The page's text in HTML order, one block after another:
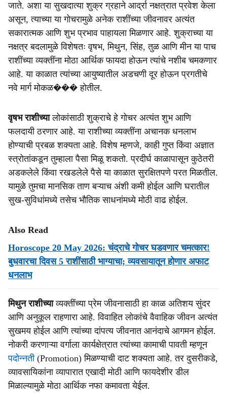
r
e
जाते. अशा या सुखदात्या शुक्र ग्रहाने आर्द्रा नक्षत्रात प्रवेश केला
असून, त्याच्या या गोचरामुळे अनेक राशींच्या जीवनावर अत्यंत
सकारात्मक आणि शुभ प्रभाव पाहायला मिळणार आहे. शुक्राच्या या
नक्षत्र बदलामुळे विशेषतः वृषभ, मिथुन, सिंह, तुळ आणि मीन या पाच
राशींच्या व्यक्तींना मोठा आर्थिक फायदा होऊन त्यांचे नशीब चमकणार
आहे. या काळात त्यांच्या आयुष्यातील अडचणी दूर होऊन प्रगतीचे
नवे मार्ग मोकळ��� होतील.
वृषभ राशीच्यालोकांसाठी शुक्राचे हे गोचर अत्यंत शुभ आणि
फलदायी ठरणार आहे. या राशीच्या व्यक्तींना अचानक धनलाभ
होण्याची प्रबळ शक्यता आहे. विशेष म्हणजे, काही गुप्त किंवा अज्ञात
स्त्रोतांकडून तुम्हाला पैसा मिळू शकतो. प्रदीर्घ काळापासून कुठेतरी
अडकलेले किंवा रखडलेले पैसे या काळात सुरक्षितपणे परत मिळतील.
यामुळे तुमचा मानसिक ताण बऱ्याच अंशी कमी होईल आणि घरातील
सुख-सुविधांमध्ये तसेच भौतिक साधनांमध्ये मोठी वाढ होईल.
Also Read
Horoscope 20 May 2026: चंद्राचे गोचर घडवणार चमत्कार!
बुधवारचा दिवस 5 राशींसाठी भाग्याचा; व्यवसायातून होणार अफाट
धनलाभ
मिथुन राशीच्याव्यक्तींच्या प्रेम जीवनासाठी हा काळ अतिशय सुंदर
आणि अनुकूल राहणारा आहे. विवाहित लोकांचे वैवाहिक जीवन अत्यंत
सुखमय होईल आणि त्यांच्या दांपत्य जीवनात आनंदाचे आगमन होईल.
नोकरी करणाऱ्या वर्गाला कार्यक्षेत्रात त्यांच्या कामाची पावती म्हणून
पदोन्नती(Promotion) मिळण्याची दाट शक्यता आहे. तर दुसरीकडे,
व्यावसायिकांना व्यापारात एखादी मोठी आणि फायदेशीर डील
मिळाल्यामुळे मोठा आर्थिक नफा कमावता येईल.